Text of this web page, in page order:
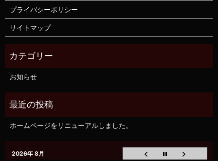
プライバシーポリシー
サイトマップ
お知らせ
ホームページをリニューアルしました。
2026年 8月